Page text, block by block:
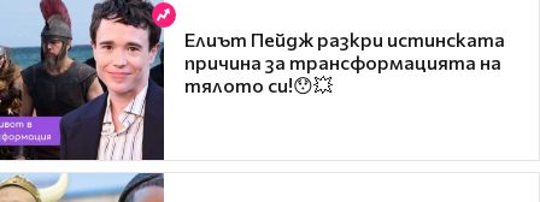
Елиът Пейдж разкри истинската
причина за трансформацията на
тялото си!😯💥